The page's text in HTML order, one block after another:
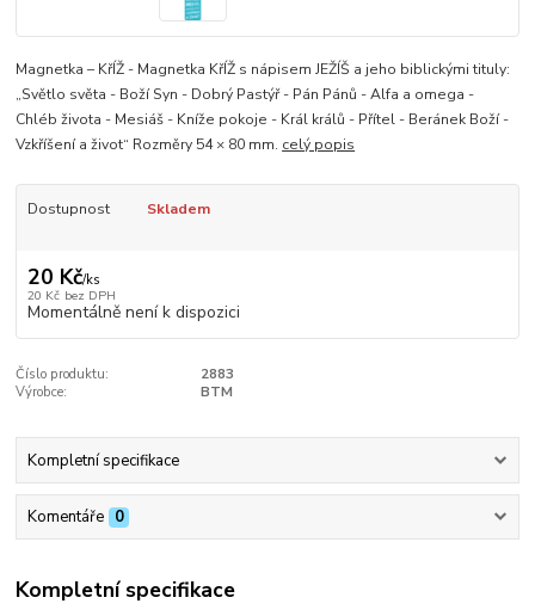
Magnetka – KřÍŽ - Magnetka KřÍŽ s nápisem JEŽÍŠ a jeho biblickými tituly:
„Světlo světa - Boží Syn - Dobrý Pastýř - Pán Pánů - Alfa a omega -
Chléb života - Mesiáš - Kníže pokoje - Král králů - Přítel - Beránek Boží -
Vzkříšení a život“ Rozměry 54 × 80 mm. celý popis
Dostupnost Skladem
20 Kč/ks
20 Kč bez DPH
Momentálně není k dispozici
Číslo produktu:
2883
Výrobce:
BTM
Kompletní specifikace
Komentáře 0
Kompletní specifikace